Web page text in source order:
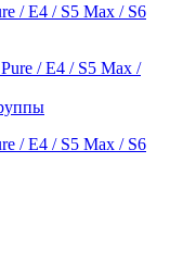
/ E4 / S5 Max / S6
/ E4 / S5 Max / S6